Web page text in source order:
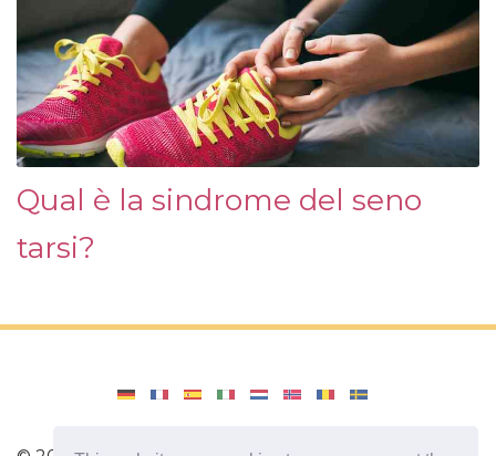
Qual è la sindrome del seno
tarsi?